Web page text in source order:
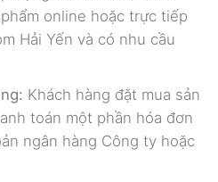
online hoặc trực tiếp
Hải Yến và có nhu cầu
Khách hàng đặt mua sản
toán một phần hóa đơn
ngân hàng Công ty hoặc